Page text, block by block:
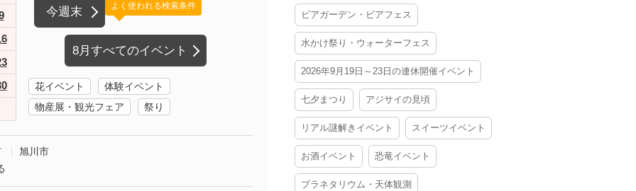
今週末
8月すべてのイベント
よく使われる検索条件
花イベント
体験イベント
物産展・観光フェア
祭り
旭川市
ビアガーデン・ビアフェス
水かけ祭り・ウォーターフェス
2026年9月19日～23日の連休開催イベント
七夕まつり アジサイの見頃
リアル謎解きイベント スイーツイベント
お酒イベント 恐竜イベント
プラネタリウム・天体観測